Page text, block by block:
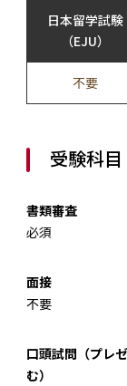
日本留学試験
（EJU）
不要
受験科目
書類審査
必須
面接
不要
口頭試問（プレ
む）